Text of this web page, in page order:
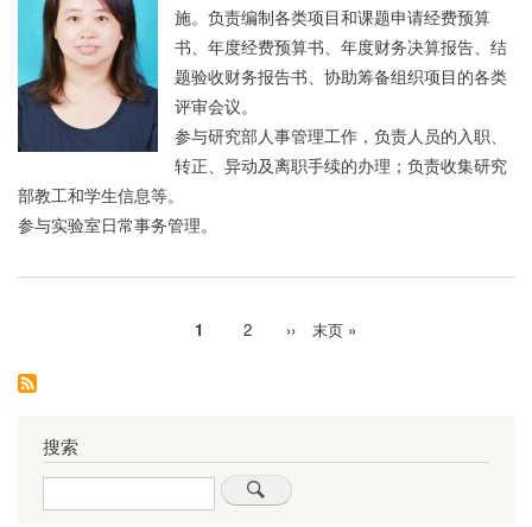
施。负责编制各类项目和课题申请经费预算
书、年度经费预算书、年度财务决算报告、结
题验收财务报告书、协助筹备组织项目的各类
评审会议。
参与研究部人事管理工作，负责人员的入职、
转正、异动及离职手续的办理；负责收集研究
部教工和学生信息等。
参与实验室日常事务管理。
页
当1 Page
2
下
››
末
末页 »
搜索
Search